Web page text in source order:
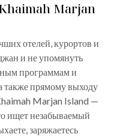
Marjan
отелей, курортов и
и не упомянуть
программам и
также прямому выходу
Marjan Island —
ищет незабываемый
заряжаетесь